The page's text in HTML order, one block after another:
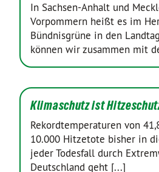
In Sachsen-Anhalt und
Vorpommern heißt es im
Bündnisgrüne in den
können wir zusammen mit
Klimaschutz ist
Rekordtemperaturen von
10.000 Hitzetote bisher in
jeder Todesfall durch
Deutschland geht [...]